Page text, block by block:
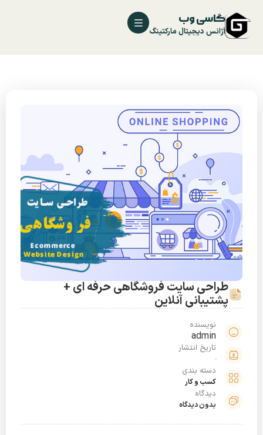
گاسی وب
آژانس دیجیتال مارکتینگ
طراحی سایت فروشگاهی حرفه ای +
پشتیبانی آنلاین
نویسنده
admin
تاریخ انتشار
دسته بندی
کسب و کار
دیدگاه
بدون دیدگاه